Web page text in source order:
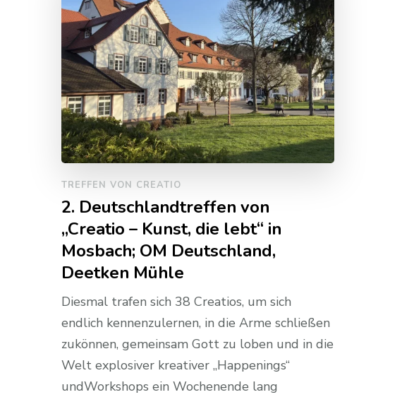
TREFFEN VON CREATIO
2. Deutschlandtreffen von
„Creatio – Kunst, die lebt“ in
Mosbach; OM Deutschland,
Deetken Mühle
Diesmal trafen sich 38 Creatios, um sich
endlich kennenzulernen, in die Arme schließen
zukönnen, gemeinsam Gott zu loben und in die
Welt explosiver kreativer „Happenings“
undWorkshops ein Wochenende lang